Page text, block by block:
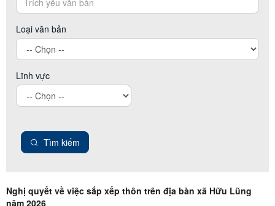
Loại văn bản
Lĩnh vực
Tìm kiếm
Nghị quyết về việc sắp xếp thôn trên địa bàn xã Hữu Lũng
năm 2026